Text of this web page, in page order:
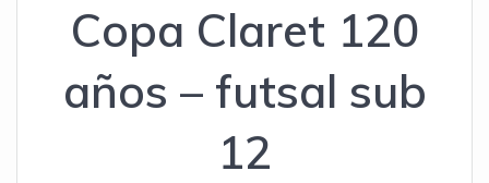
Copa Claret 120
años – futsal sub
12